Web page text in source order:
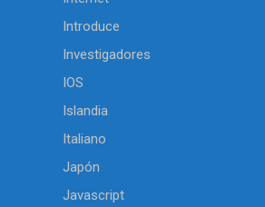
Introduce
Investigadores
IOS
Islandia
Italiano
Japón
Javascript